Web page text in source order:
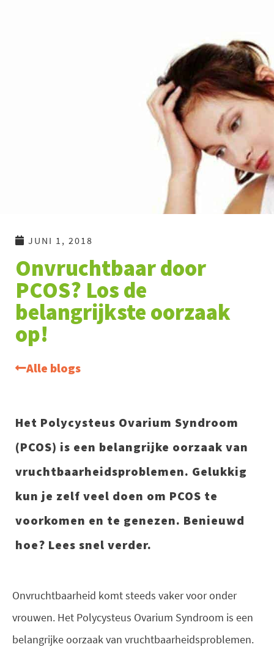
JUNI 1, 2018
Onvruchtbaar door
PCOS? Los de
belangrijkste oorzaak
op!
Alle blogs
Het Polycysteus Ovarium Syndroom
(PCOS) is een belangrijke oorzaak van
vruchtbaarheidsproblemen. Gelukkig
kun je zelf veel doen om PCOS te
voorkomen en te genezen. Benieuwd
hoe? Lees snel verder.
Onvruchtbaarheid komt steeds vaker voor onder
vrouwen. Het Polycysteus Ovarium Syndroom is een
belangrijke oorzaak van vruchtbaarheidsproblemen.